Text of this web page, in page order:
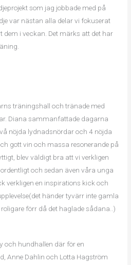
som jag jobbade med på
var nästan alla delar vi fokuserat
dem i veckan. Det märks att det har
träningshall och tränade med
Diana sammanfattade dagarna
nöjda lydnadsnördar och 4 nöjda
gott vin och massa resonerande på
blev väldigt bra att vi verkligen
och sedan även våra unga
verkligen en inspirations kick och
händer tyvärr inte gamla
förr då det haglade sådana..)
och hundhallen där för en
Anne Dahlin och Lotta Hagström